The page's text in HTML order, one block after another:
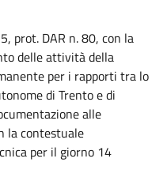
prot. DAR n. 80, con la
delle attività della
per i rapporti tra lo
di Trento e di
alle
la contestuale
per il giorno 14